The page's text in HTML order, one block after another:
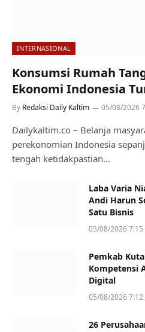
INTERNASIONAL
Konsumsi Rumah
Ekonomi Indonesia
By Redaksi Daily Kaltim 05/08/2026
Dailykaltim.co – Belanja
perekonomian Indonesia
tengah ketidakpastian…
Laba Varia
Andi Harun
Satu Bisnis
05/08/2026 7:15
Pemkab
Kompetensi
Digital
05/08/2026 7:12
26